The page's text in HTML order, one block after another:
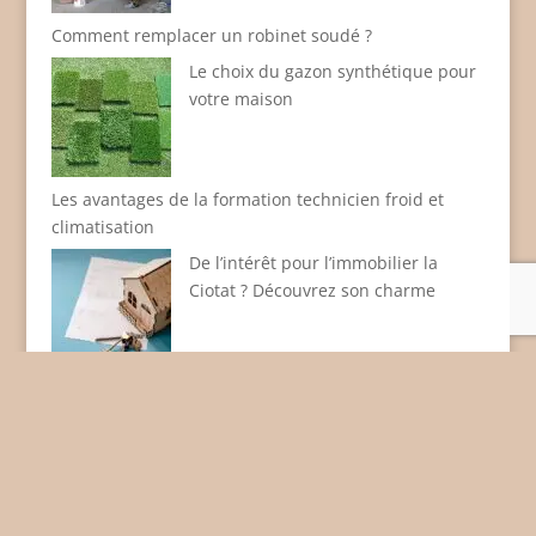
Comment remplacer un robinet soudé ?
Le choix du gazon synthétique pour
votre maison
Les avantages de la formation technicien froid et
climatisation
De l’intérêt pour l’immobilier la
Ciotat ? Découvrez son charme